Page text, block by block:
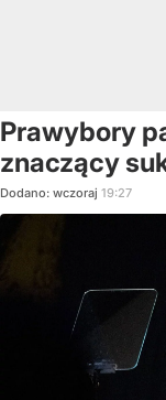
Prawybory
znaczący
Dodano: wczoraj 19:27